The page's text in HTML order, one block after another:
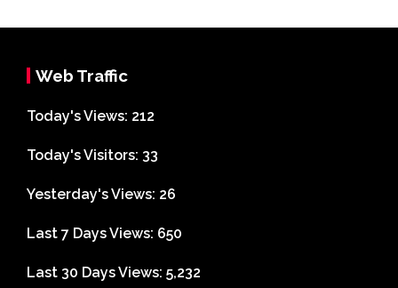
Web Traffic
Today's Views: 212
Today's Visitors: 33
Yesterday's Views: 26
Last 7 Days Views: 650
Last 30 Days Views: 5,232